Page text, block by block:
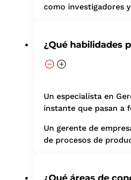
como investigadores
¿Qué habilidades
Un especialista en
instante que pasan a
Un gerente de
de procesos de